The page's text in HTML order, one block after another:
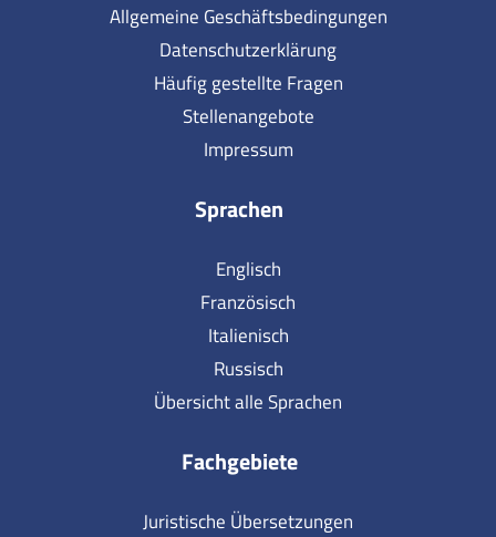
Allgemeine Geschäftsbedingungen
Datenschutzerklärung
Häufig gestellte Fragen
Stellenangebote
Impressum
Sprachen
Englisch
Französisch
Italienisch
Russisch
Übersicht alle Sprachen
Fachgebiete
Juristische Übersetzungen